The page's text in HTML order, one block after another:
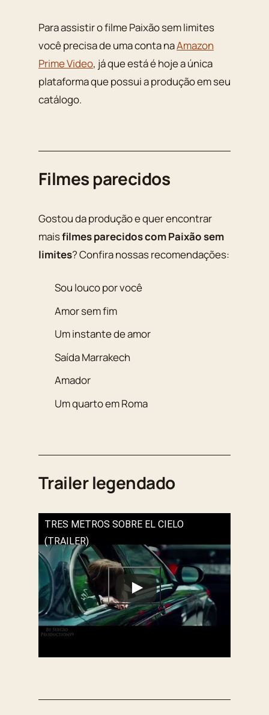
Para assistir o filme Paixão sem limites
você precisa de uma conta naAmazon
Prime Video, já que está é hoje a única
plataforma que possui a produção em seu
catálogo.
Filmes parecidos
Gostou da produção e quer encontrar
maisfilmes parecidos com Paixão sem
limites? Confira nossas recomendações:
Sou louco por você
Amor sem fim
Um instante de amor
Saída Marrakech
Amador
Um quarto em Roma
Trailer legendado
TRES METROS SOBRE EL CIELO
(TRAILER)